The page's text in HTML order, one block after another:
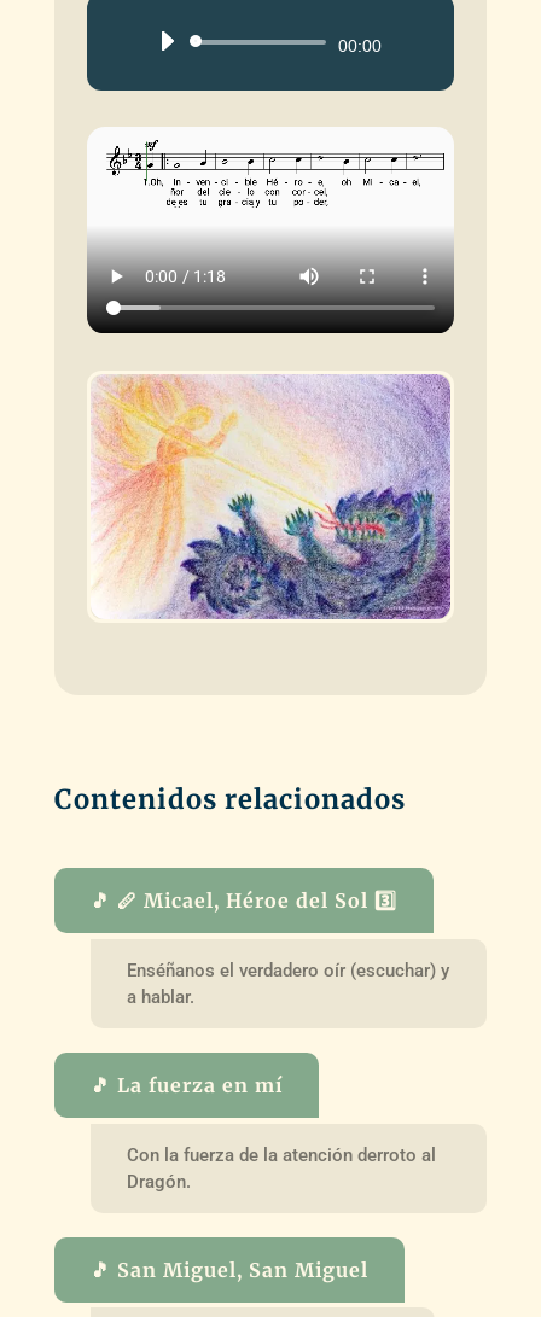
Reproductor00:00
Contenidos relacionados
🎵 🪈 Micael, Héroe del Sol 3️⃣
Enséñanos el verdadero oír (escuchar) y
a hablar.
🎵 La fuerza en mí
Con la fuerza de la atención derroto al
Dragón.
🎵 San Miguel, San Miguel